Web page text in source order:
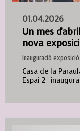
01.04.2026
Un mes
nova
Inauguració
Casa de la
Espai 2